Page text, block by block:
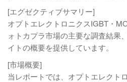
[エグゼクティブサマリー]
オプトエレクトロニクスIGBT・
ォトカプラ市場の主要な調査結果
イトの概要を提供しています。
[市場概要]
当レポートでは、オプトエレクト